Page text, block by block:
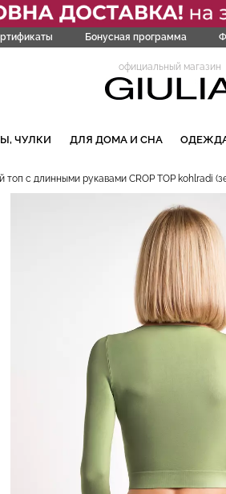
Бонусная программа
официальный магазин
ЧУЛКИ ДЛЯ ДОМА И СНА
топ с длинными рукавами CROP TOP kohlradi
(черный)
Бесшовные леггинсы
LEGGINGS (черный)